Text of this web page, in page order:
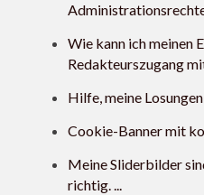
Wie kann ich meinen
Redakteurszugang
Hilfe, meine
Cookie-Banner mit
Meine Sliderbilder
richtig. ...